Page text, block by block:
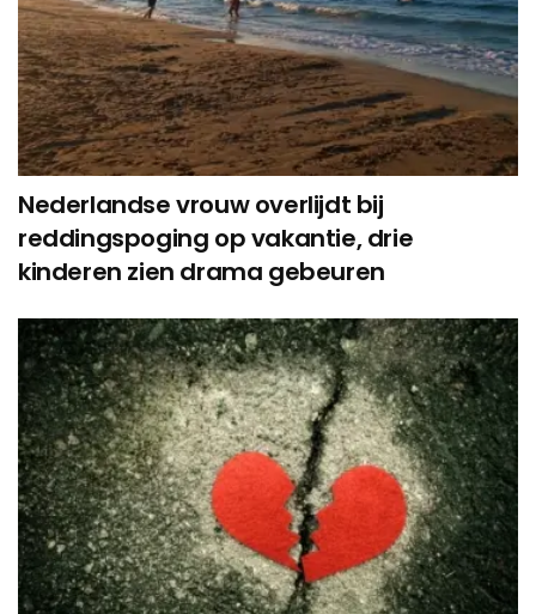
Nederlandse vrouw overlijdt bij
reddingspoging op vakantie, drie
kinderen zien drama gebeuren